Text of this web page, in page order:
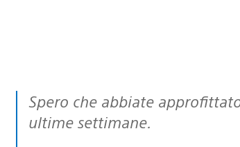
Spero che abbiate
ultime settimane.